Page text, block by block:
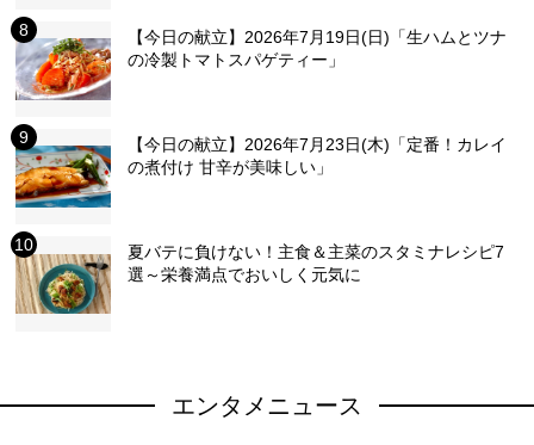
【今日の献立】2026年7月19日(日)「生ハムとツナ
の冷製トマトスパゲティー」
【今日の献立】2026年7月23日(木)「定番！カレイ
の煮付け 甘辛が美味しい」
夏バテに負けない！主食＆主菜のスタミナレシピ7
選～栄養満点でおいしく元気に
エンタメニュース